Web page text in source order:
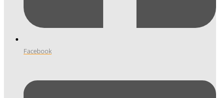
Facebook